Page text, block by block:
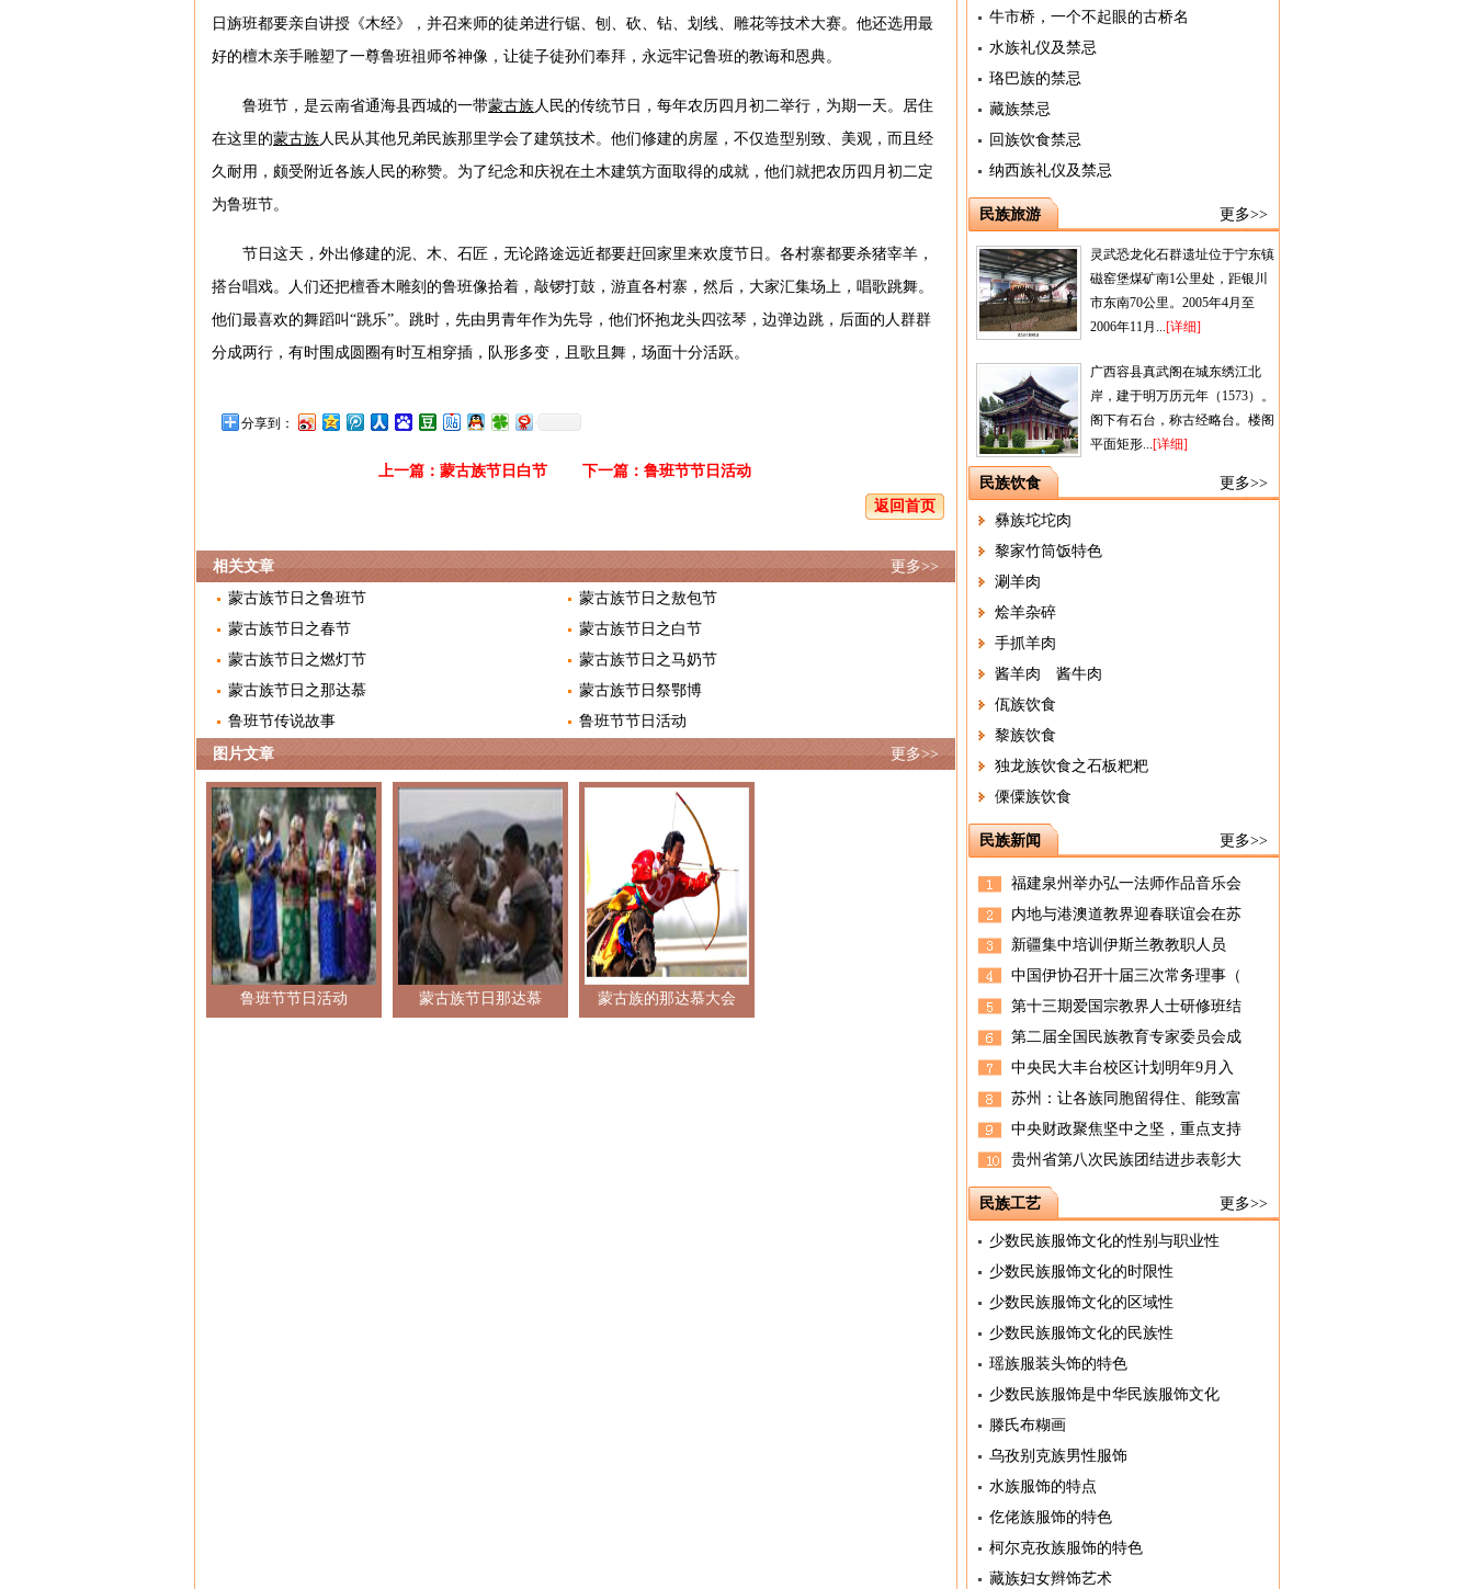
日旃班都要亲自讲授《木经》，并召来师的徒弟进行锯、刨、砍、钻、划线、雕花等技术大赛。他还选用最
好的檀木亲手雕塑了一尊鲁班祖师爷神像，让徒子徒孙们奉拜，永远牢记鲁班的教诲和恩典。
鲁班节，是云南省通海县西城的一带蒙古族人民的传统节日，每年农历四月初二举行，为期一天。居住
在这里的蒙古族人民从其他兄弟民族那里学会了建筑技术。他们修建的房屋，不仅造型别致、美观，而且经
久耐用，颇受附近各族人民的称赞。为了纪念和庆祝在土木建筑方面取得的成就，他们就把农历四月初二定
为鲁班节。
节日这天，外出修建的泥、木、石匠，无论路途远近都要赶回家里来欢度节日。各村寨都要杀猪宰羊，
搭台唱戏。人们还把檀香木雕刻的鲁班像拾着，敲锣打鼓，游直各村寨，然后，大家汇集场上，唱歌跳舞。
他们最喜欢的舞蹈叫“跳乐”。跳时，先由男青年作为先导，他们怀抱龙头四弦琴，边弹边跳，后面的人群群
分成两行，有时围成圆圈有时互相穿插，队形多变，且歌且舞，场面十分活跃。
分享到：
上一篇： 蒙古族节日白节 下一篇： 鲁班节节日活动
返回首页
更多>>
相关文章
蒙古族节日之鲁班节
蒙古族节日之敖包节
蒙古族节日之春节
蒙古族节日之白节
蒙古族节日之燃灯节
蒙古族节日之马奶节
蒙古族节日之那达慕
蒙古族节日祭鄂博
鲁班节传说故事
鲁班节节日活动
更多>>
图片文章
鲁班节节日活动 蒙古族节日那达慕 蒙古族的那达慕大会
牛市桥，一个不起眼的古桥名
水族礼仪及禁忌
珞巴族的禁忌
藏族禁忌
回族饮食禁忌
纳西族礼仪及禁忌
更多>>
民族旅游
灵武恐龙化石群遗址位于宁东镇
磁窑堡煤矿南1公里处，距银川
市东南70公里。2005年4月至
2006年11月...[详细]
广西容县真武阁在城东绣江北
岸，建于明万历元年（1573）。
阁下有石台，称古经略台。楼阁
平面矩形...[详细]
更多>>
民族饮食
彝族坨坨肉
黎家竹筒饭特色
涮羊肉
烩羊杂碎
手抓羊肉
酱羊肉 酱牛肉
佤族饮食
黎族饮食
独龙族饮食之石板粑粑
傈僳族饮食
更多>>
民族新闻
福建泉州举办弘一法师作品音乐会
内地与港澳道教界迎春联谊会在苏
新疆集中培训伊斯兰教教职人员
中国伊协召开十届三次常务理事（
第十三期爱国宗教界人士研修班结
第二届全国民族教育专家委员会成
中央民大丰台校区计划明年9月入
苏州：让各族同胞留得住、能致富
中央财政聚焦坚中之坚，重点支持
贵州省第八次民族团结进步表彰大
更多>>
民族工艺
少数民族服饰文化的性别与职业性
少数民族服饰文化的时限性
少数民族服饰文化的区域性
少数民族服饰文化的民族性
瑶族服装头饰的特色
少数民族服饰是中华民族服饰文化
滕氏布糊画
乌孜别克族男性服饰
水族服饰的特点
仡佬族服饰的特色
柯尔克孜族服饰的特色
藏族妇女辫饰艺术